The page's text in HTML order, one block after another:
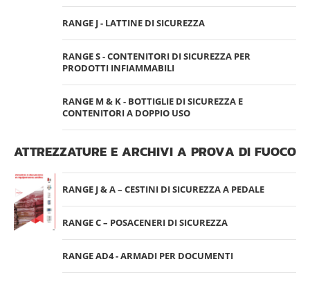
RANGE J - LATTINE DI SICUREZZA
RANGE S - CONTENITORI DI SICUREZZA PER
PRODOTTI INFIAMMABILI
RANGE M & K - BOTTIGLIE DI SICUREZZA E
CONTENITORI A DOPPIO USO
ATTREZZATURE E ARCHIVI A PROVA DI FUOCO
RANGE J & A – CESTINI DI SICUREZZA A PEDALE
RANGE C – POSACENERI DI SICUREZZA
RANGE AD4 - ARMADI PER DOCUMENTI